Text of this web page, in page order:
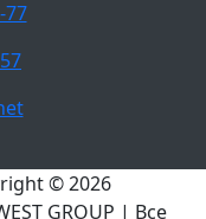
77
© 2026
GROUP | Все